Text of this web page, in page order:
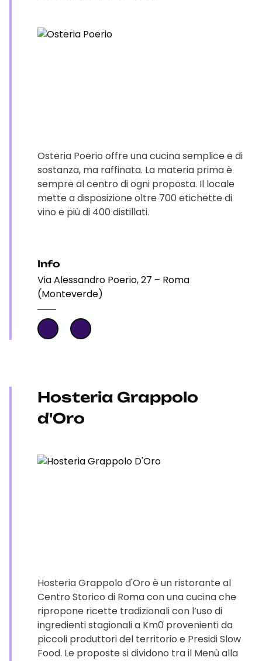
Osteria Poerio offre una cucina semplice e di
sostanza, ma raffinata. La materia prima è
sempre al centro di ogni proposta. Il locale
mette a disposizione oltre 700 etichette di
vino e più di 400 distillati.
Info
Via Alessandro Poerio, 27 – Roma
(Monteverde)
Hosteria Grappolo
d'Oro
Hosteria Grappolo d'Oro è un ristorante al
Centro Storico di Roma con una cucina che
ripropone ricette tradizionali con l’uso di
ingredienti stagionali a Km0 provenienti da
piccoli produttori del territorio e Presidi Slow
Food. Le proposte si dividono tra il Menù alla